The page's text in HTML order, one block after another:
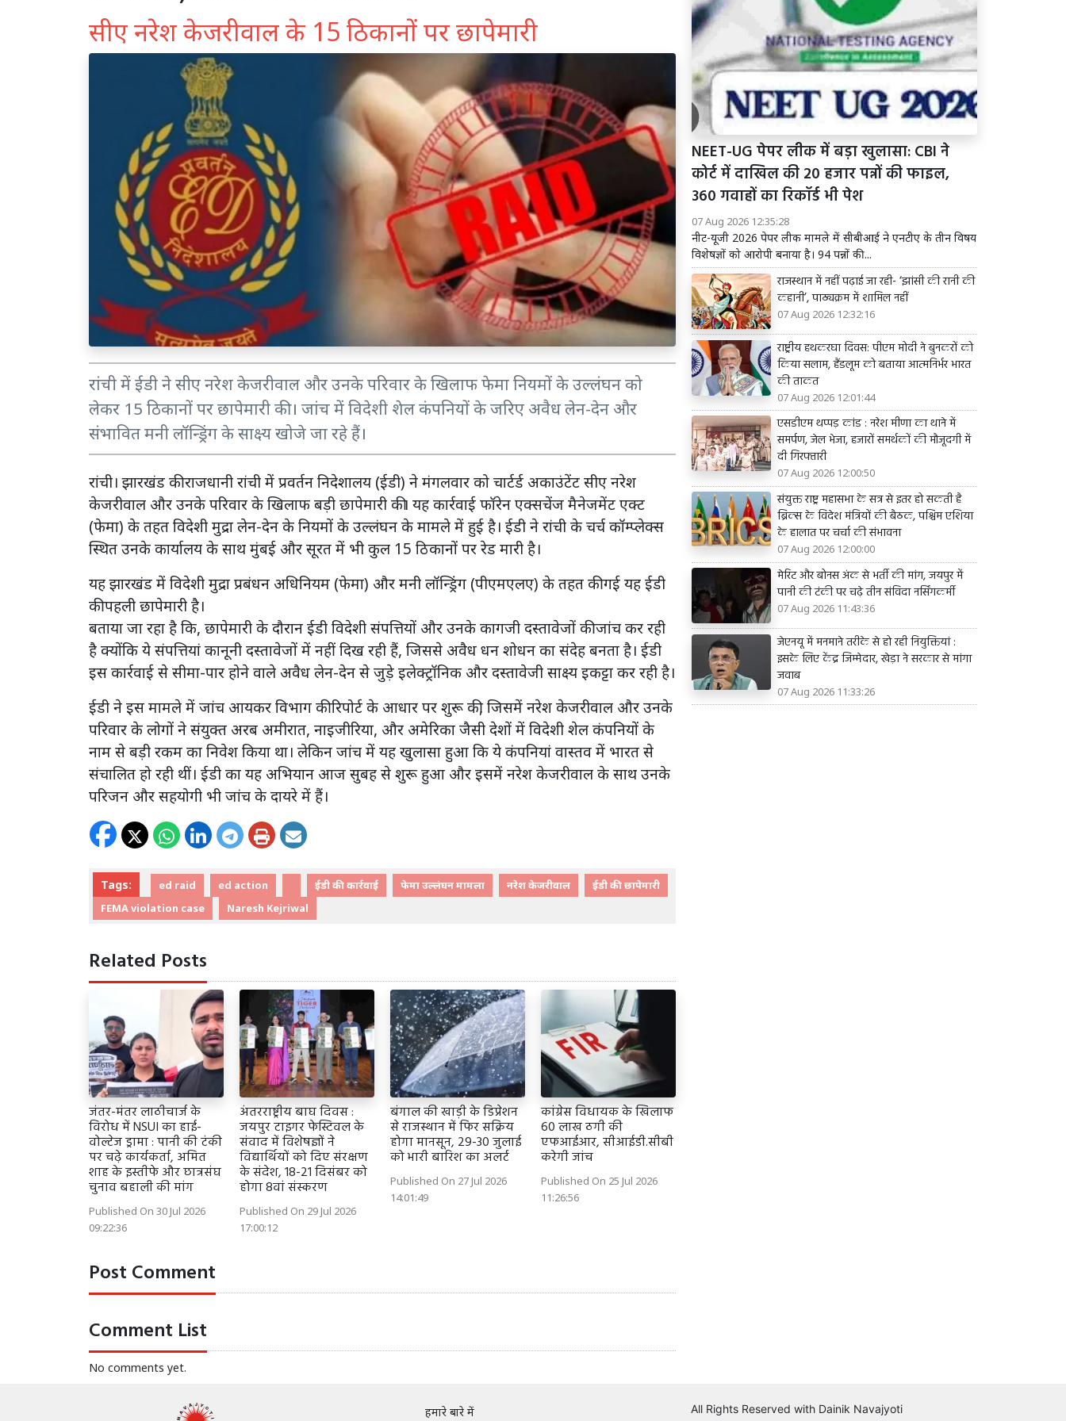
सीए नरेश केजरीवाल के 15 ठिकानों पर छापेमारी
रांची में ईडी ने सीए नरेश केजरीवाल और उनके परिवार के खिलाफ फेमा नियमों के उल्लंघन को
लेकर 15 ठिकानों पर छापेमारी की। जांच में विदेशी शेल कंपनियों के जरिए अवैध लेन-देन और
संभावित मनी लॉन्ड्रिंग के साक्ष्य खोजे जा रहे हैं।
रांची। झारखंड की राजधानी रांची में प्रवर्तन निदेशालय (ईडी) ने मंगलवार को चार्टर्ड अकाउंटेंट सीए नरेश
केजरीवाल और उनके परिवार के खिलाफ बड़ी छापेमारी की। यह कार्रवाई फॉरेन एक्सचेंज मैनेजमेंट एक्ट
(फेमा) के तहत विदेशी मुद्रा लेन-देन के नियमों के उल्लंघन के मामले में हुई है। ईडी ने रांची के चर्च कॉम्प्लेक्स
स्थित उनके कार्यालय के साथ मुंबई और सूरत में भी कुल 15 ठिकानों पर रेड मारी है।
यह झारखंड में विदेशी मुद्रा प्रबंधन अधिनियम (फेमा) और मनी लॉन्ड्रिंग (पीएमएलए) के तहत की गई यह ईडी
की पहली छापेमारी है।
बताया जा रहा है कि, छापेमारी के दौरान ईडी विदेशी संपत्तियों और उनके कागजी दस्तावेजों की जांच कर रही
है क्योंकि ये संपत्तियां कानूनी दस्तावेजों में नहीं दिख रही हैं, जिससे अवैध धन शोधन का संदेह बनता है। ईडी
इस कार्रवाई से सीमा-पार होने वाले अवैध लेन-देन से जुड़े इलेक्ट्रॉनिक और दस्तावेजी साक्ष्य इकट्टा कर रही है।
ईडी ने इस मामले में जांच आयकर विभाग की रिपोर्ट के आधार पर शुरू की, जिसमें नरेश केजरीवाल और उनके
परिवार के लोगों ने संयुक्त अरब अमीरात, नाइजीरिया, और अमेरिका जैसी देशों में विदेशी शेल कंपनियों के
नाम से बड़ी रकम का निवेश किया था। लेकिन जांच में यह खुलासा हुआ कि ये कंपनियां वास्तव में भारत से
संचालित हो रही थीं। ईडी का यह अभियान आज सुबह से शुरू हुआ और इसमें नरेश केजरीवाल के साथ उनके
परिजन और सहयोगी भी जांच के दायरे में हैं।
Tags: ed raid ed action ईडी की कार्रवाई फेमा उल्लंघन मामला नरेश केजरीवाल
ईडी की छापेमारी
FEMA violation case
Naresh Kejriwal
Related Posts
जंतर-मंतर लाठीचार्ज के
विरोध में NSUI का हाई-
वोल्टेज ड्रामा : पानी की टंकी
पर चढ़े कार्यकर्ता, अमित
शाह के इस्तीफे और छात्रसंघ
चुनाव बहाली की मांग
Published On 30 Jul 2026
09:22:36
अंतरराष्ट्रीय बाघ दिवस :
जयपुर टाइगर फेस्टिवल के
संवाद में विशेषज्ञों ने
विद्यार्थियों को दिए संरक्षण
के संदेश, 18-21 दिसंबर को
होगा 8वां संस्करण
Published On 29 Jul 2026
17:00:12
बंगाल की खाड़ी के डिप्रेशन
से राजस्थान में फिर सक्रिय
होगा मानसून, 29-30 जुलाई
को भारी बारिश का अलर्ट
Published On 27 Jul 2026
14:01:49
कांग्रेस विधायक के खिलाफ
60 लाख ठगी की
एफआईआर, सीआईडी.सीबी
करेगी जांच
Published On 25 Jul 2026
11:26:56
Post Comment
Comment List
No comments yet.
NEET-UG पेपर लीक में बड़ा खुलासा: CBI ने
कोर्ट में दाखिल की 20 हजार पन्नों की फाइल,
360 गवाहों का रिकॉर्ड भी पेश
07 Aug 2026 12:35:28
नीट-यूजी 2026 पेपर लीक मामले में सीबीआई ने एनटीए के तीन विषय
विशेषज्ञों को आरोपी बनाया है। 94 पन्नों की...
राजस्थान में नहीं पढ़ाई जा रही- ‘झांसी की रानी की
कहानी’, पाठ्यक्रम में शामिल नहीं
07 Aug 2026 12:32:16
राष्ट्रीय हथकरघा दिवस: पीएम मोदी ने बुनकरों को
किया सलाम, हैंडलूम को बताया आत्मनिर्भर भारत
की ताकत
07 Aug 2026 12:01:44
एसडीएम थप्पड़ कांड : नरेश मीणा का थाने में
समर्पण, जेल भेजा, हजारों समर्थकों की मौजूदगी में
दी गिरफ्तारी
07 Aug 2026 12:00:50
संयुक्त राष्ट्र महासभा के सत्र से इतर हो सकती है
ब्रिक्स के विदेश मंत्रियों की बैठक, पश्चिम एशिया
के हालात पर चर्चा की संभावना
07 Aug 2026 12:00:00
मेरिट और बोनस अंक से भर्ती की मांग, जयपुर में
पानी की टंकी पर चढ़े तीन संविदा नर्सिंगकर्मी
07 Aug 2026 11:43:36
जेएनयू में मनमाने तरीके से हो रही नियुक्तियां :
इसके लिए केंद्र जिम्मेदार, खेड़ा ने सरकार से मांगा
जवाब
07 Aug 2026 11:33:26
हमारे बारे में
All Rights Reserved with Dainik Navajyoti